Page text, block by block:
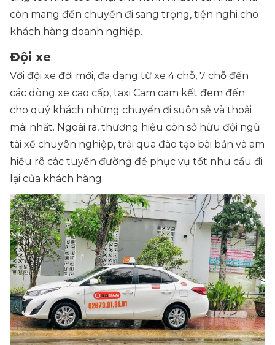
còn mang đến chuyến đi sang trọng, tiện nghi cho
khách hàng doanh nghiệp.
Đội xe
Với đội xe đời mới, đa dạng từ xe 4 chỗ, 7 chỗ đến
các dòng xe cao cấp, taxi Cam cam kết đem đến
cho quý khách những chuyến đi suôn sẻ và thoải
mái nhất. Ngoài ra, thương hiệu còn sở hữu đội ngũ
tài xế chuyên nghiệp, trải qua đào tạo bài bản và am
hiểu rõ các tuyến đường để phục vụ tốt nhu cầu đi
lại của khách hàng.